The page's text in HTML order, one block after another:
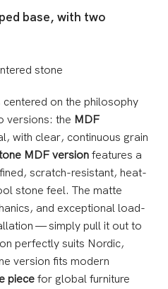
base, with two
stone
on the philosophy
versions: the MDF
with clear, continuous grain
MDF version features a
scratch-resistant, heat-
stone feel. The matte
and exceptional load-
— simply pull it out to
perfectly suits Nordic,
version fits modern
piece for global furniture